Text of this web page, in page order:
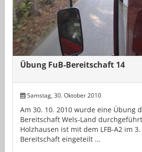
Übung FuB-Bereitschaft 14
Samstag, 30. Oktober 2010
Am 30. 10. 2010 wurde eine Übung
Bereitschaft Wels-Land
Holzhausen ist mit dem LFB-A2 im
Bereitschaft eingeteilt ...